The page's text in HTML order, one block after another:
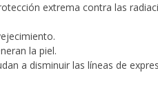
extrema contra las
la piel.
a disminuir las líneas de